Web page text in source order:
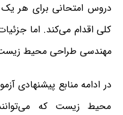
دروس امتحانی برای هر
کلی اقدام می‌کند. اما
مهندسی طراحی محیط
در ادامه منابع پیشنهادی
محیط زیست که